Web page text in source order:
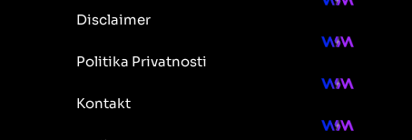
Disclaimer
Politika Privatnosti
Kontakt